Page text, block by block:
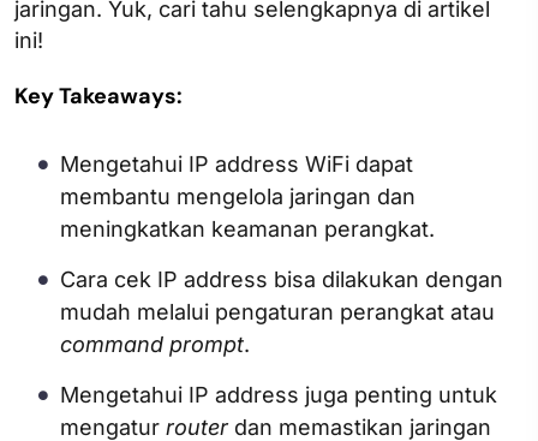
jaringan. Yuk, cari tahu selengkapnya di artikel
ini!
Key Takeaways:
Mengetahui IP address WiFi dapat
membantu mengelola jaringan dan
meningkatkan keamanan perangkat.
Cara cek IP address bisa dilakukan dengan
mudah melalui pengaturan perangkat atau
command prompt.
Mengetahui IP address juga penting untuk
mengatur routerdan memastikan jaringan